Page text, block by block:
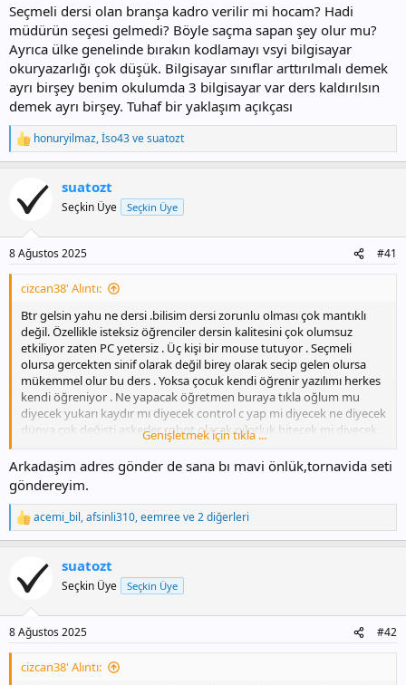
Seçmeli dersi olan branşa kadro verilir mi hocam? Hadi
müdürün seçesi gelmedi? Böyle saçma sapan şey olur mu?
Ayrıca ülke genelinde bırakın kodlamayı vsyi bilgisayar
okuryazarlığı çok düşük. Bilgisayar sınıflar arttırılmalı demek
ayrı birşey benim okulumda 3 bilgisayar var ders kaldırılsın
demek ayrı birşey. Tuhaf bir yaklaşım açıkçası
T
e
i
honuryilmaz,İso43vesuatozt
suatozt
Seçkin Üye Seçkin Üye
8 Ağustos 2025 #41
cizcan38' Alıntı:
Btr gelsin yahu ne dersi .bilisim dersi zorunlu olması çok mantıklı
değil. Özellikle isteksiz öğrenciler dersin kalitesini çok olumsuz
etkiliyor zaten PC yetersiz . Üç kişi bir mouse tutuyor . Seçmeli
olursa gercekten sinif olarak değil birey olarak secip gelen olursa
mükemmel olur bu ders . Yoksa çocuk kendi öğrenir yazılımı herkes
kendi öğreniyor . Ne yapacak öğretmen buraya tıkla oğlum mu
diyecek yukarı kaydır mı diyecek control c yap mi diyecek ne diyecek
dünya çok değişti askerler robot olacak pilotluk bitecek mi diyecek.
Dünya da büyük proje sahiplerine bak kim bilgisayar dersi almış
.lütfen mantıklı düşünelim bu dersin zorunlu haliyle bir gereği yok.
Böyle dusunen arkadaşlar bakanlığa yazsın
Genişletmek için tıkla ...
Arkadaşim adres gönder de sana bı mavi önlük,tornavida seti
göndereyim.
T
e
i
acemi_bil,afsinli310,eemreeve 2 diğerleri
suatozt
Seçkin Üye Seçkin Üye
8 Ağustos 2025 #42
cizcan38' Alıntı: